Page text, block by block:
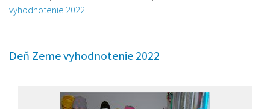
vyhodnotenie 2022
Deň Zeme vyhodnotenie 2022